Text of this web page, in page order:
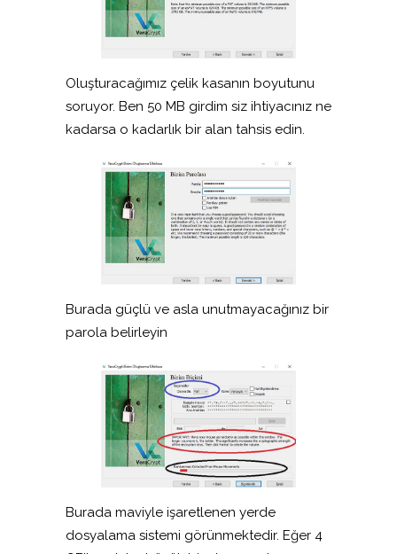
Oluşturacağımız çelik kasanın boyutunu
soruyor. Ben 50 MB girdim siz ihtiyacınız ne
kadarsa o kadarlık bir alan tahsis edin.
Burada güçlü ve asla unutmayacağınız bir
parola belirleyin
Burada maviyle işaretlenen yerde
dosyalama sistemi görünmektedir. Eğer 4